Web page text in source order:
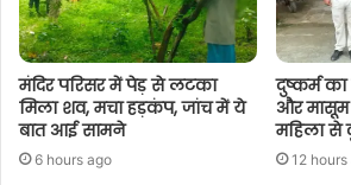
मंदिर परिसर में पेड़ से लटका
मिला शव, मचा हड़कंप, जांच में ये
बात आई सामने
6 hours ago
दुष्कर्म
और मासूम
महिला से
12 hours